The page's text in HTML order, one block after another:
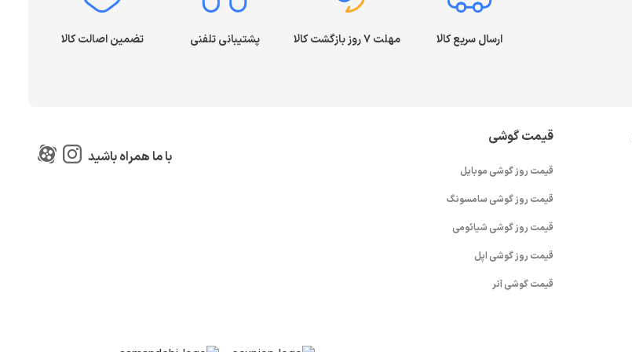
ارسال سریع کالا مهلت ۷ روز بازگشت کالا پشتیبانی تلفنی تضمین اصالت کالا
قیمت گوشی
قیمت روز گوشی موبایل
قیمت روز گوشی سامسونگ
قیمت روز گوشی شیائومی
قیمت روز گوشی اپل
قیمت گوشی آنر
با ما همراه باشید